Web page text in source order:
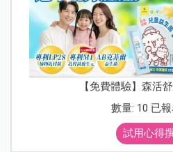
【免費體驗】森活
數量: 10 已
試用心得